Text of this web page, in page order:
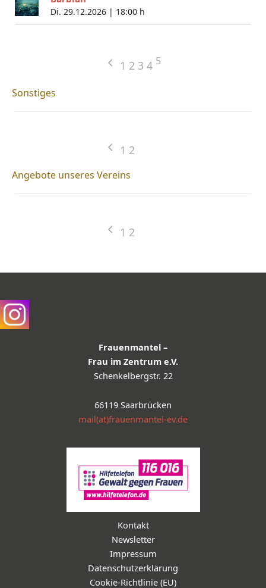
Di. 29.12.2026 | 18:00 h
1 2 3 4 5
Sonstiges
1 2
Angebote unseres Vereins
1 2
Frauenmantel –
Frau im Zentrum e.V.
Schenkelbergstr. 22
66119 Saarbrücken
mail(at)frauenmantel-ev.de
Kontakt
Newsletter
Impressum
Datenschutzerklärung
Cookie-Richtlinie (EU)